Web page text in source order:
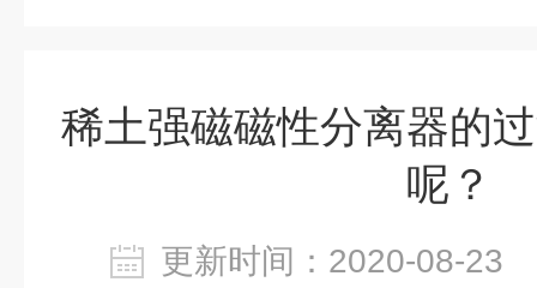
稀土强磁磁性分离器的
呢？
更新时间：2020-08-